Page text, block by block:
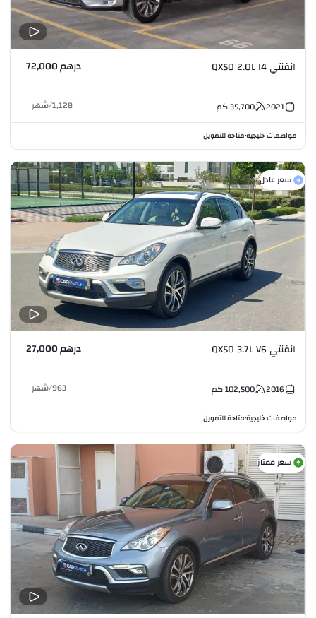
انفنتي QX50 2.0L I4 درهم 72,000
2021
35,700كم 1,128
/شهر
مواصفات خليجية•متاحة للتمويل
سعر عادل
انفنتي QX50 3.7L V6 درهم 27,000
2016
102,500كم 963
/شهر
مواصفات خليجية•متاحة للتمويل
سعر ممتاز